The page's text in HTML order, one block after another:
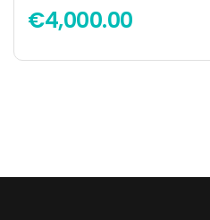
€4,000.00